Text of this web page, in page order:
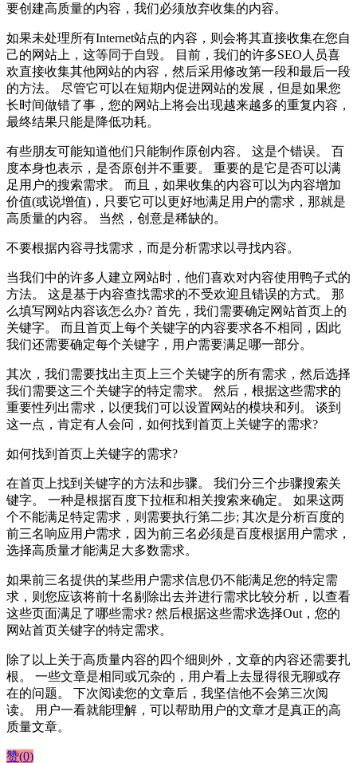
要创建高质量的内容，我们必须放弃收集的内容。
如果未处理所有Internet站点的内容，则会将其直接收集在您自
己的网站上，这等同于自毁。 目前，我们的许多SEO人员喜
欢直接收集其他网站的内容，然后采用修改第一段和最后一段
的方法。 尽管它可以在短期内促进网站的发展，但是如果您
长时间做错了事，您的网站上将会出现越来越多的重复内容，
最终结果只能是降低功耗。
有些朋友可能知道他们只能制作原创内容。 这是个错误。 百
度本身也表示，是否原创并不重要。 重要的是它是否可以满
足用户的搜索需求。 而且，如果收集的内容可以为内容增加
价值(或说增值)，只要它可以更好地满足用户的需求，那就是
高质量的内容。 当然，创意是稀缺的。
不要根据内容寻找需求，而是分析需求以寻找内容。
当我们中的许多人建立网站时，他们喜欢对内容使用鸭子式的
方法。 这是基于内容查找需求的不受欢迎且错误的方式。 那
么填写网站内容该怎么办? 首先，我们需要确定网站首页上的
关键字。 而且首页上每个关键字的内容要求各不相同，因此
我们还需要确定每个关键字，用户需要满足哪一部分。
其次，我们需要找出主页上三个关键字的所有需求，然后选择
我们需要这三个关键字的特定需求。 然后，根据这些需求的
重要性列出需求，以便我们可以设置网站的模块和列。 谈到
这一点，肯定有人会问，如何找到首页上关键字的需求?
如何找到首页上关键字的需求?
在首页上找到关键字的方法和步骤。 我们分三个步骤搜索关
键字。 一种是根据百度下拉框和相关搜索来确定。 如果这两
个不能满足特定需求，则需要执行第二步; 其次是分析百度的
前三名响应用户需求，因为前三名必须是百度根据用户需求，
选择高质量才能满足大多数需求。
如果前三名提供的某些用户需求信息仍不能满足您的特定需
求，则您应该将前十名剔除出去并进行需求比较分析，以查看
这些页面满足了哪些需求? 然后根据这些需求选择Out，您的
网站首页关键字的特定需求。
除了以上关于高质量内容的四个细则外，文章的内容还需要扎
根。 一些文章是相同或冗杂的，用户看上去显得很无聊或存
在的问题。 下次阅读您的文章后，我坚信他不会第三次阅
读。 用户一看就能理解，可以帮助用户的文章才是真正的高
质量文章。
赞(0)